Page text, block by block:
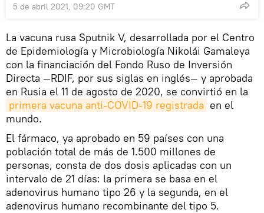
5 de abril 2021, 09:20 GMT
La vacuna rusa Sputnik V, desarrollada por el Centro
de Epidemiología y Microbiología Nikolái Gamaleya
con la financiación del Fondo Ruso de Inversión
Directa —RDIF, por sus siglas en inglés— y aprobada
en Rusia el 11 de agosto de 2020, se convirtió en la
primera vacuna anti-COVID-19 registrada en el
mundo.
El fármaco, ya aprobado en 59 países con una
población total de más de 1.500 millones de
personas, consta de dos dosis aplicadas con un
intervalo de 21 días: la primera se basa en el
adenovirus humano tipo 26 y la segunda, en el
adenovirus humano recombinante del tipo 5.